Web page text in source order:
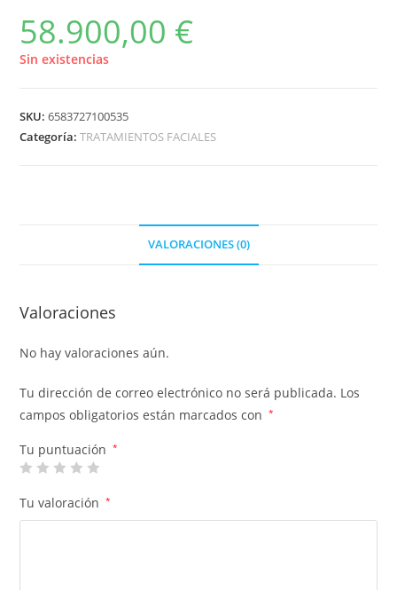
58.900,00 €
Sin existencias
SKU:6583727100535
Categoría:TRATAMIENTOS FACIALES
VALORACIONES (0)
Valoraciones
No hay valoraciones aún.
Tu dirección de correo electrónico no será publicada. Los
campos obligatorios están marcados con
*
Tu puntuación *
Tu valoración *